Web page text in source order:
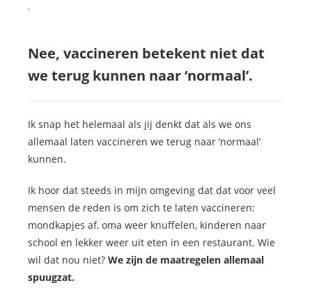
Nee, vaccineren betekent niet dat
we terug kunnen naar ‘normaal’.
Ik snap het helemaal als jij denkt dat als we ons
allemaal laten vaccineren we terug naar ‘normaal’
kunnen.
Ik hoor dat steeds in mijn omgeving dat dat voor veel
mensen de reden is om zich te laten vaccineren:
mondkapjes af, oma weer knuffelen, kinderen naar
school en lekker weer uit eten in een restaurant. Wie
wil dat nou niet? We zijn de maatregelen allemaal
spuugzat.